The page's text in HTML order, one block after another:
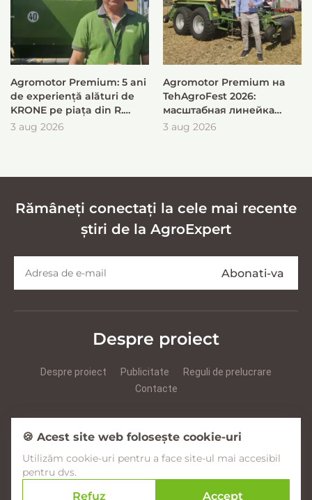
Agromotor Premium: 5 ani
de experiență alături de
KRONE pe piața din R.
Moldova
3 aug 2026
Agromotor Premium на
TehAgroFest 2026:
масштабная линейка
KRONE для быстрой и
3 aug 2026
Rămâneți conectați la cele mai recente
știri de la AgroExpert
Despre proiect
Despre proiect Publicitate
Reguli de prelucrare
Contacte
Facebook YouTube Instagram
🍪 Acest site web folosește cookie-uri
Utilizăm cookie-uri pentru a face site-ul mai accesibil
pentru dvs.
Refuz Accept